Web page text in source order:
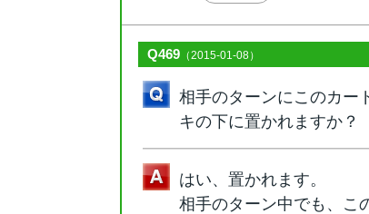
Q469 （2015-01-08）
相手のターンにこのカー
キの下に置かれますか？
はい、置かれます。
相手のターン中でも、こ